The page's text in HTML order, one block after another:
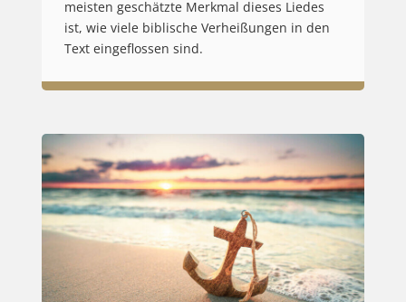
meisten geschätzte Merkmal dieses Liedes
ist, wie viele biblische Verheißungen in den
Text eingeflossen sind.